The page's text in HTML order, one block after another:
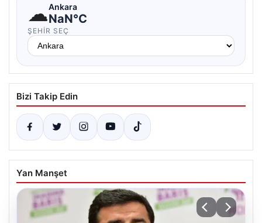
☁Ankara
NaN°C
ŞEHIR SEÇ
Bizi Takip Edin
Yan Manşet